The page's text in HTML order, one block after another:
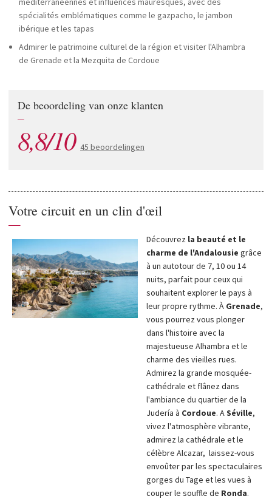
spécialités emblématiques comme le gazpacho, le jambon
ibérique et les tapas
Admirer le patrimoine culturel de la région et visiter l'Alhambra
de Grenade et la Mezquita de Cordoue
De beoordeling van onze klanten
—
8,8/10 45 beoordelingen
Votre circuit en un clin d'œil
—
Découvrez la beauté et le
charme de l'Andalousie grâce
à un autotour de 7, 10 ou 14
nuits, parfait pour ceux qui
souhaitent explorer le pays à
leur propre rythme. À Grenade,
vous pourrez vous plonger
dans l'histoire avec la
majestueuse Alhambra et le
charme des vieilles rues.
Admirez la grande mosquée-
cathédrale et flânez dans
l'ambiance du quartier de la
Judería à Cordoue. ASéville,
vivez l'atmosphère vibrante,
admirez la cathédrale et le
célèbre Alcazar, laissez-vous
envoûter par les spectaculaires
gorges du Tage et les vues à
couper le souffle de Ronda.